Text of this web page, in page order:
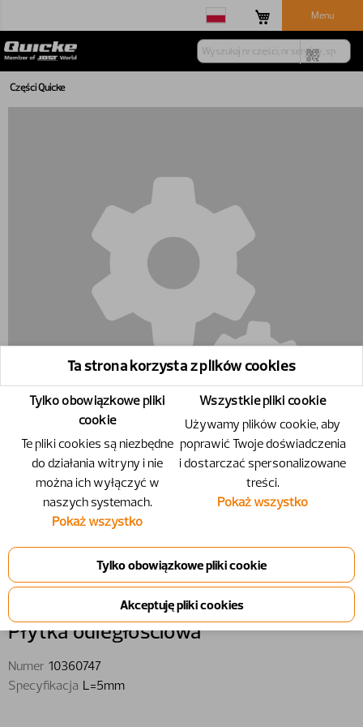
Menu
Części Quicke
10360747 - Płytka odległościowa -
L=5mm
Płytka odległościowa
Numer 10360747
Specyfikacja L=5mm
Ta strona korzysta z plików cookies
Tylko obowiązkowe pliki
cookie
Te pliki cookies są niezbędne
do działania witryny i nie
można ich wyłączyć w
naszych systemach.
Pokaż wszystko
Wszystkie pliki cookie
Używamy plików cookie, aby
poprawić Twoje doświadczenia
i dostarczać spersonalizowane
treści.
Pokaż wszystko